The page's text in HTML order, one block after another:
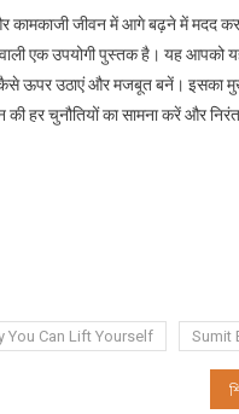
कामकाजी जीवन में आगे बढ़ने में मदद
वाली एक उपयोगी पुस्तक है। यह आपको
ऊपर उठाएं और मजबूत बनें। इसका
हर चुनौतियों का सामना करें और
You Can Lift Yourself Sumit